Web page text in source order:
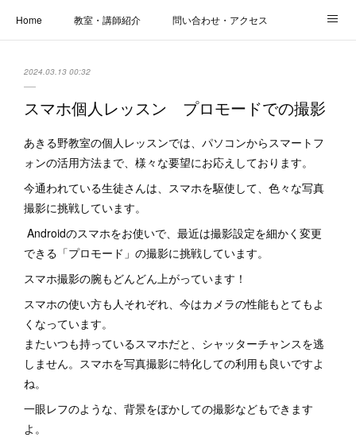
Home 教室・講師紹介 問い合わせ・アクセス
2024.03.13 00:32
スマホ個人レッスン プロモードでの撮影
あきる野教室の個人レッスンでは、パソコンからスマートフ
ォンの活用方法まで、様々な要望にお応えしております。
今通われている生徒さんは、スマホを駆使して、色々な写真
撮影に挑戦しています。
Androidのスマホをお使いで、最近は撮影設定を細かく変更
できる「プロモード」の撮影に挑戦しています。
スマホ撮影の腕もどんどん上がっています！
スマホの使い方も人それぞれ、今はカメラの性能もとてもよ
くなっています。
またいつも持っているスマホだと、シャッターチャンスを逃
しません。スマホを写真撮影に特化しての利用も良いですよ
ね。
一眼レフのような、背景をぼかしての撮影などもできます
よ。